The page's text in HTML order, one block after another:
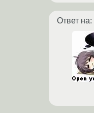
Ответ на: